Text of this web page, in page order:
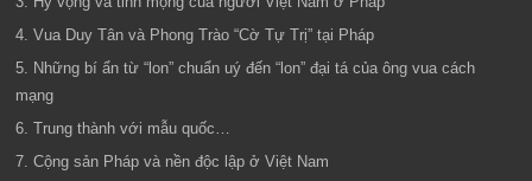
4. Vua Duy Tân và Phong Trào “Cờ Tự Trị” tại Pháp
5. Những bí ẩn từ “lon” chuẩn uý đến “lon” đại tá của ông vua cách
mạng
6. Trung thành với mẫu quốc…
7. Cộng sản Pháp và nền độc lập ở Việt Nam